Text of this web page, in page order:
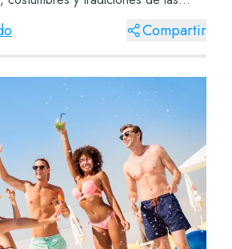
de México. Mariach...
Compartir